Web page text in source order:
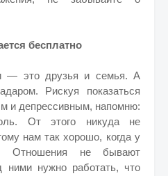
бесплатно
— это друзья и семья. А
Рискуя показаться
и депрессивным, напомню:
От этого никуда не
нам так хорошо, когда у
Отношения не бывают
ними нужно работать, что